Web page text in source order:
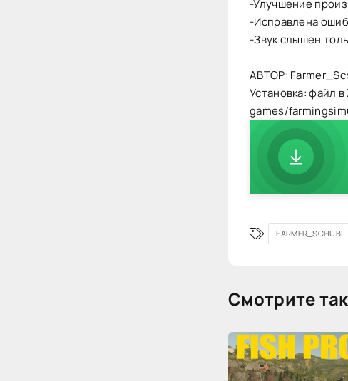
-Улучшение
-Исправлена
-Звук слышен
АВТОР:
Установка: файл
games/
FARMER_SCHUBI
Смотрите